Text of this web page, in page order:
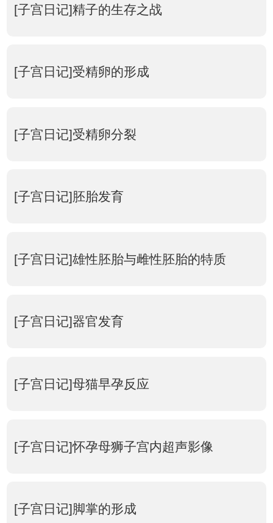
[子宫日记]精子的生存之战
[子宫日记]受精卵的形成
[子宫日记]受精卵分裂
[子宫日记]胚胎发育
[子宫日记]雄性胚胎与雌性胚胎的特质
[子宫日记]器官发育
[子宫日记]母猫早孕反应
[子宫日记]怀孕母狮子宫内超声影像
[子宫日记]脚掌的形成